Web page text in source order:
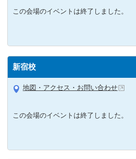
この会場のイベントは終了しました。
新宿校
地図・アクセス・お問い合わせ
この会場のイベントは終了しました。